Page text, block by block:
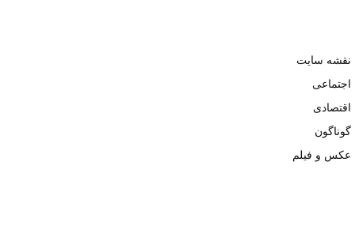
نقشه سایت
اجتماعی
اقتصادی
گوناگون
عکس و فیلم